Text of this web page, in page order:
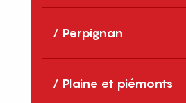
Perpignan
Plaine et piémonts